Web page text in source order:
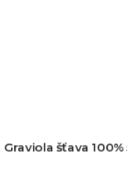
Graviola šťava